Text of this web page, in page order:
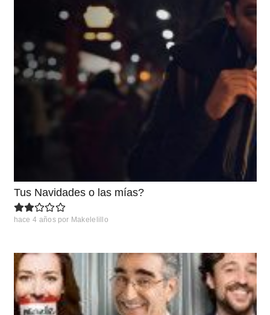
Tus Navidades o las mías?
hace 4 años por Makelelillo